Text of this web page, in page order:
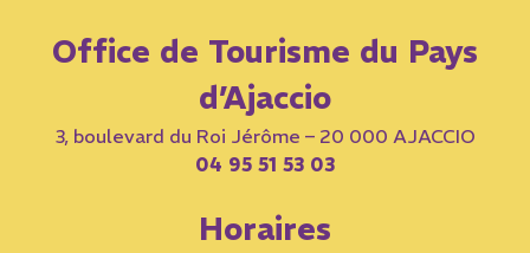
Office de Tourisme du Pays
d’Ajaccio
3, boulevard du Roi Jérôme – 20 000 AJACCIO
04 95 51 53 03
Horaires